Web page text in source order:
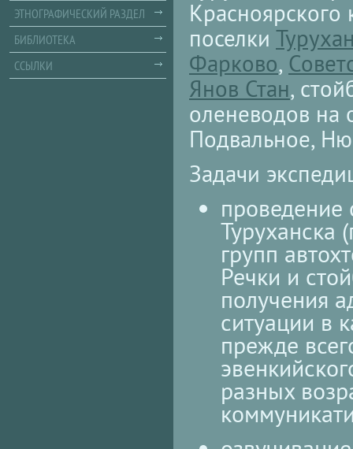
Красноярского
поселки
Фарково,
Янов Стан,
оленеводов на
Подвальное,
Задачи
проведение
Туруханска
групп
Речки и
получения
ситуации в
прежде
разных
ЭТНОГРАФИЧЕСКИЙ РАЗДЕЛ
БИБЛИОТЕКА
ССЫЛКИ